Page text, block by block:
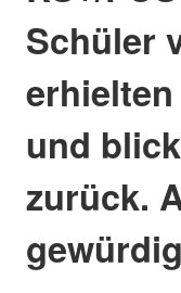
Schüler
und
zurück.